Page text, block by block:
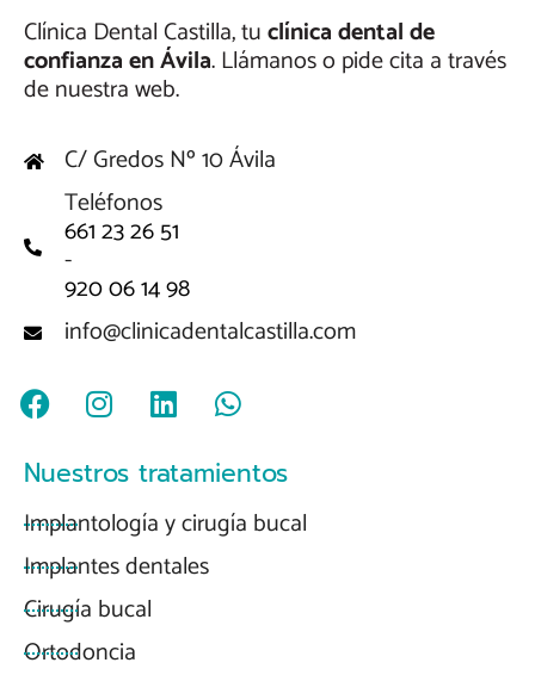
Clínica Dental Castilla, tuclínica dental de
confianza en Ávila. Llámanos o pide cita a través
de nuestra web.
C/ Gredos Nº 10 Ávila
Teléfonos
661 23 26 51
-
920 06 14 98
info@clinicadentalcastilla.com
F
a
c
e
b
o
o
k
I
s
t
a
g
r
a
m
L
n
k
e
d
i
W
a
t
s
Nuestros tratamientos
Implantología y cirugía bucal
Implantes dentales
Cirugía bucal
Ortodoncia